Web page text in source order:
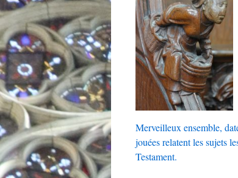
Merveilleux ensemble,
jouées relatent les sujets
Testament.